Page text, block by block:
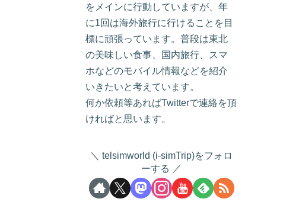
をメインに行動していますが、年
に1回は海外旅行に行けることを目
標に頑張っています。普段は東北
の美味しい食事、国内旅行、スマ
ホなどのモバイル情報などを紹介
いきたいと考えています。
何か依頼等あればTwitterで連絡を頂
ければと思います。
telsimworld (i-simTrip)をフォロ
ーする